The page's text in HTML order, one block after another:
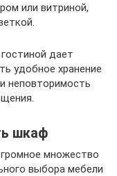
или витриной,
дает
удобное хранение
неповторимость
шкаф
множество
выбора мебели